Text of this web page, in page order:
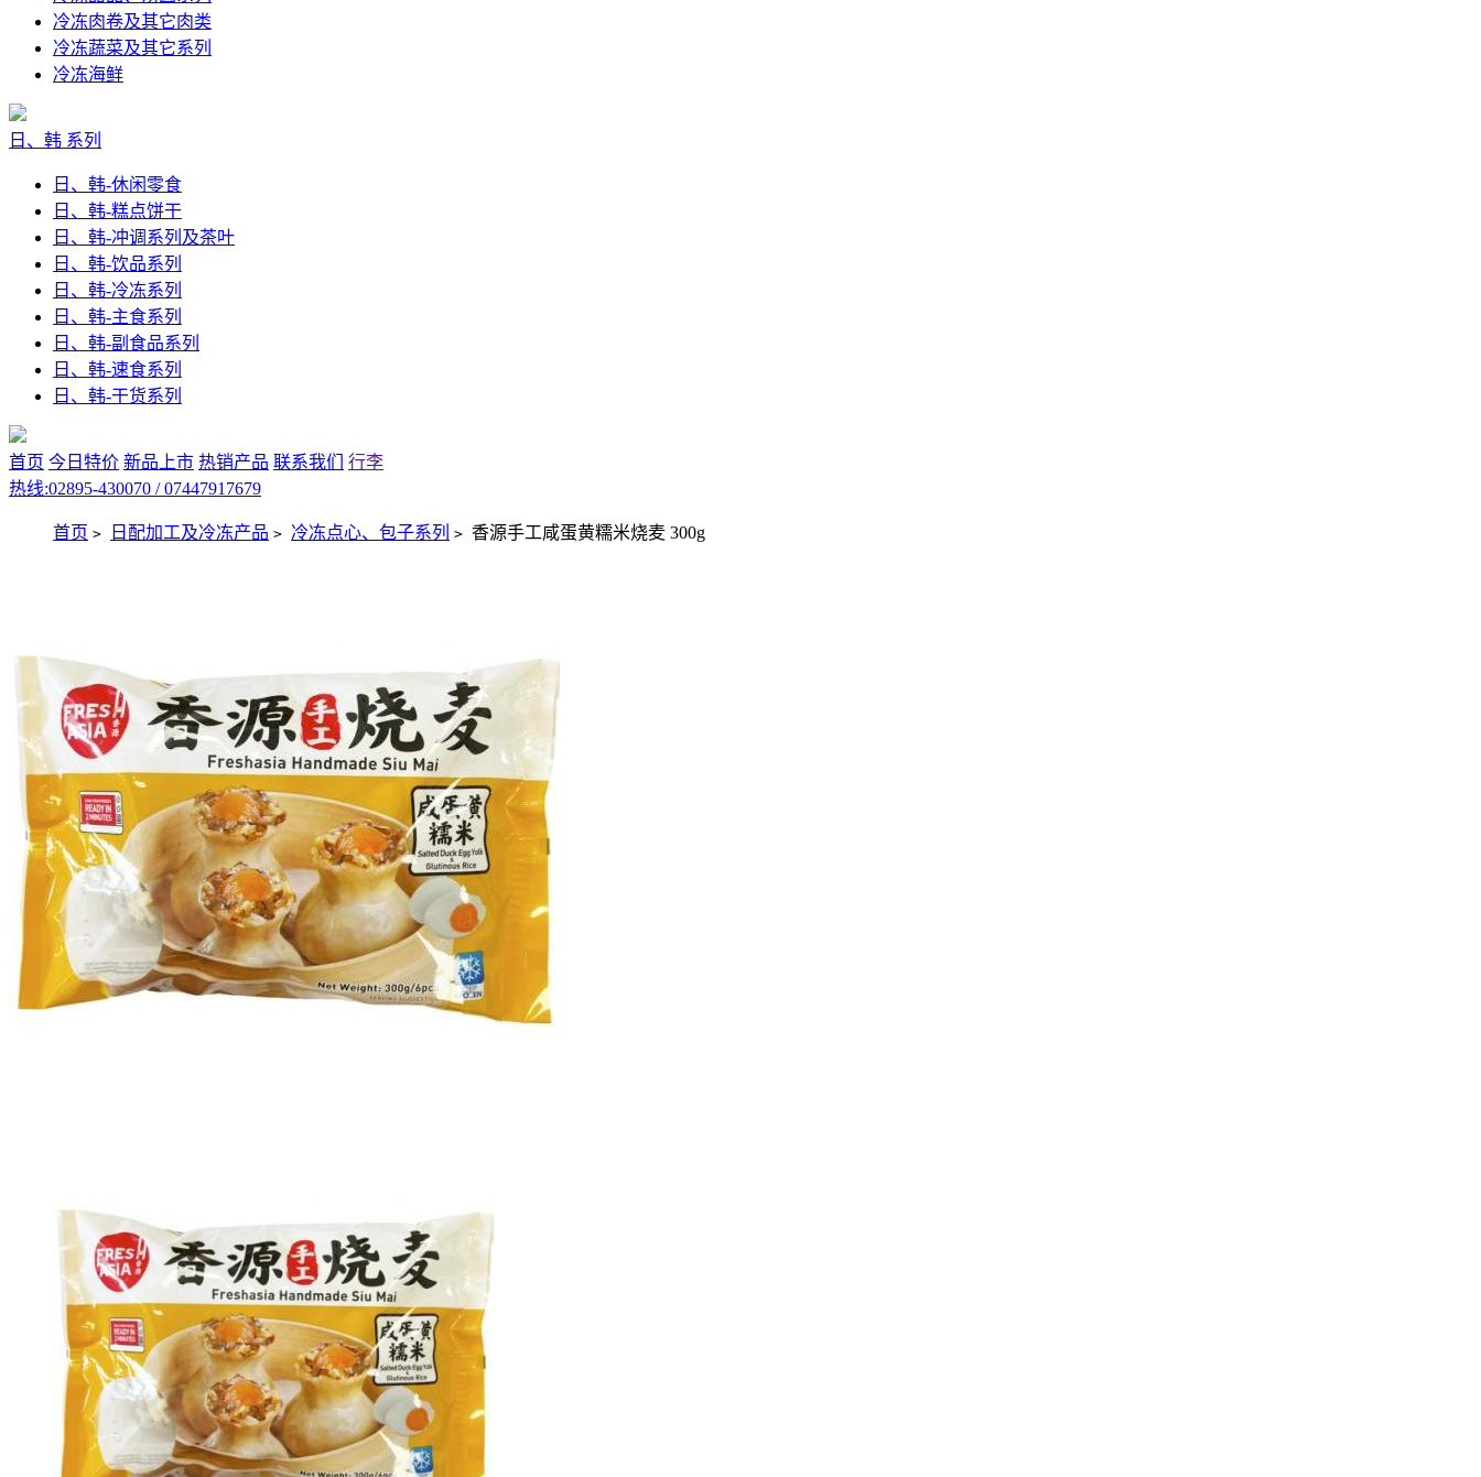
冷冻肉卷及其它肉类
冷冻蔬菜及其它系列
冷冻海鲜
日、韩 系列
日、韩-休闲零食
日、韩-糕点饼干
日、韩-冲调系列及茶叶
日、韩-饮品系列
日、韩-冷冻系列
日、韩-主食系列
日、韩-副食品系列
日、韩-速食系列
日、韩-干货系列
首页 今日特价 新品上市 热销产品 联系我们
行李
热线:02895-430070 / 07447917679
首页 > 日配加工及冷冻产品 > 冷冻点心、包子系列 > 香源手工咸蛋黄糯米烧麦 300g